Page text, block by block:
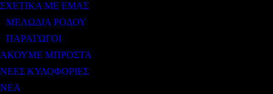
ΣΧΕΤΙΚΑ ΜΕ ΕΜΑΣ
ΜΕΛΩΔΙΑ ΡΟΔΟΥ
ΠΑΡΑΓΩΓΟΙ
ΑΚΟΥΜΕ ΜΠΡΟΣΤΑ
ΝΕΕΣ ΚΥΛΟΦΟΡΙΕΣ
ΝΕΑ